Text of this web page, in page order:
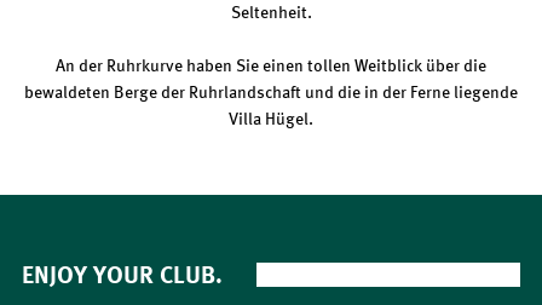
Seltenheit.
An der Ruhrkurve haben Sie einen tollen Weitblick über die
bewaldeten Berge der Ruhrlandschaft und die in der Ferne liegende
Villa Hügel.
ENJOY YOUR CLUB.